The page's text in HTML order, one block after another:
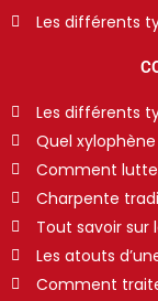
Les différents
Les différents
Quel
Comment
Charpente
Tout savoir
Les atouts
Comment